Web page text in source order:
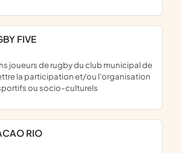
FIVE
la participation et/ou l'organisation
ou socio-culturels
RIO